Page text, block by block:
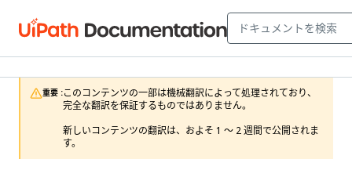
重要 :このコンテンツの一部は機械翻訳によって処理されており、
完全な翻訳を保証するものではありません。
新しいコンテンツの翻訳は、およそ 1 ～ 2 週間で公開されま
す。